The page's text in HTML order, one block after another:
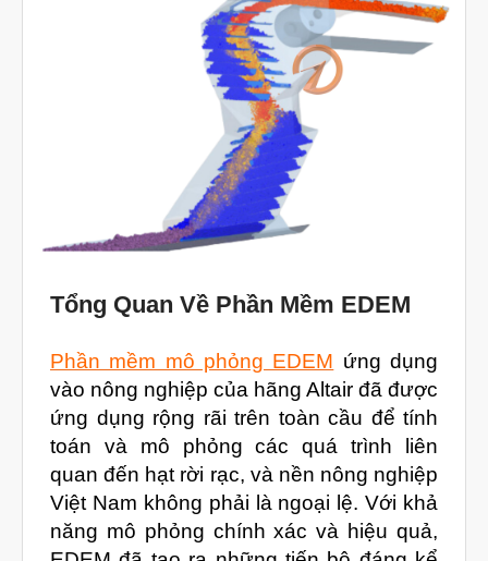
Sản Phẩm
Máy In 3D Để Bàn Formlabs U.S.
Máy In 3D SLA Công Nghiệp
Máy in 3D EOS
Máy in 3D nhựa PEEK EXT 220
MED | 3D SYSTEM
Máy In 3D FDM Để Bàn & Công
Nghiệp
Máy Quét 3D
Phân Tích Lực & Mô Phỏng
3D_Altair
Phần Mềm Geomagic: Phân Tích
Khuyết Tật RE & QC
Dịch Vụ
Dịch Vụ In 3D
Dịch Vụ Quét 3D Cao Cấp & RE
Tổng Quan Về Phần Mềm EDEM
Phần mềm mô phỏng EDEM ứng dụng
vào nông nghiệp của hãng Altair đã được
ứng dụng rộng rãi trên toàn cầu để tính
toán và mô phỏng các quá trình liên
quan đến hạt rời rạc, và nền nông nghiệp
Việt Nam không phải là ngoại lệ. Với khả
năng mô phỏng chính xác và hiệu quả,